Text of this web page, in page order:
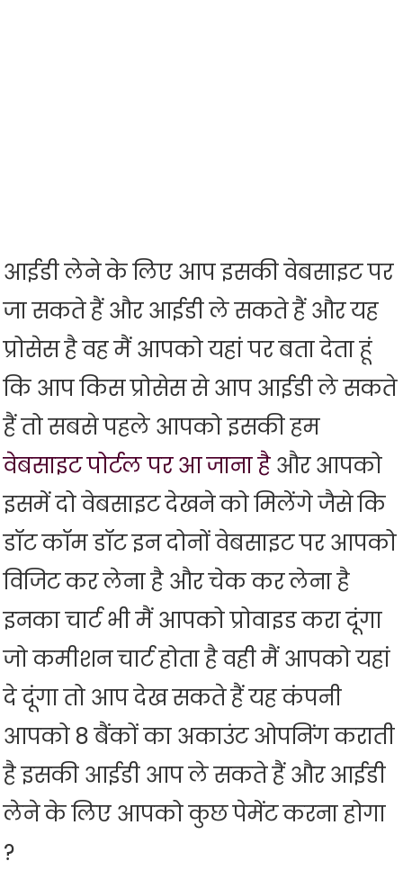
आईडी लेने के लिए आप इसकी वेबसाइट पर
जा सकते हैं और आईडी ले सकते हैं और यह
प्रोसेस है वह मैं आपको यहां पर बता देता हूं
कि आप किस प्रोसेस से आप आईडी ले सकते
हैं तो सबसे पहले आपको इसकी हम
वेबसाइट पोर्टल पर आ जाना है और आपको
इसमें दो वेबसाइट देखने को मिलेंगे जैसे कि
डॉट कॉम डॉट इन दोनों वेबसाइट पर आपको
विजिट कर लेना है और चेक कर लेना है
इनका चार्ट भी मैं आपको प्रोवाइड करा दूंगा
जो कमीशन चार्ट होता है वही मैं आपको यहां
दे दूंगा तो आप देख सकते हैं यह कंपनी
आपको 8 बैंकों का अकाउंट ओपनिंग कराती
है इसकी आईडी आप ले सकते हैं और आईडी
लेने के लिए आपको कुछ पेमेंट करना होगा
?